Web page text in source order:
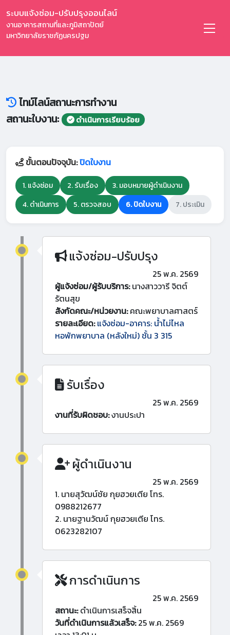
ระบบแจ้งซ่อม-ปรับปรุงออนไลน์
งานอาคารสถานที่และภูมิสถาปัตย์
มหาวิทยาลัยราชภัฏนครปฐม
ไทม์ไลน์สถานะการทำงาน
สถานะใบงาน:
ดำเนินการเรียบร้อย
ขั้นตอนปัจจุบัน:ปิดใบงาน
1. แจ้งซ่อม 2. รับเรื่อง
3. มอบหมายผู้ดำเนินงาน
4. ดำเนินการ
5. ตรวจสอบ 6. ปิดใบงาน 7. ประเมิน
แจ้งซ่อม-ปรับปรุง
25 พ.ค. 2569
ผู้แจ้งซ่อม/ผู้รับบริการ:นางสาววารี จิตต์
รัตนสุข
สังกัดคณะ/หน่วยงาน:คณะพยาบาลศาสตร์
รายละเอียด: แจ้งซ่อม-อาคาร: น้ำไม่ไหล
หอพักพยาบาล (หลังใหม่) ชั้น 3 315
รับเรื่อง
25 พ.ค. 2569
งานที่รับผิดชอบ:งานประปา
ผู้ดำเนินงาน
25 พ.ค. 2569
1. นายสุวัฒน์ชัย กุยฮวยเตีย โทร.
0988212677
2. นายฐานวัฒน์ กุยฮวยเตีย โทร.
0623282107
การดำเนินการ
25 พ.ค. 2569
สถานะ:ดำเนินการเสร็จสิ้น
วันที่ดำเนินการแล้วเสร็จ:25 พ.ค. 2569